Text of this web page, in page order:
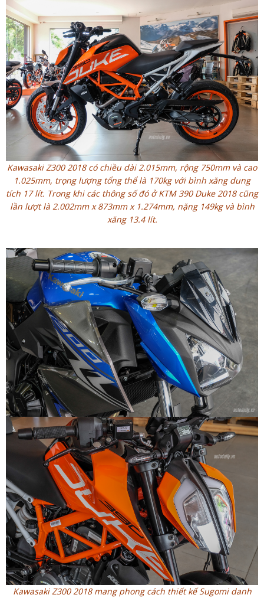
Kawasaki Z300 2018 có chiều dài 2.015mm, rộng 750mm và cao
1.025mm, trọng lượng tổng thể là 170kg với bình xăng dung
tích 17 lít. Trong khi các thông số đó ở KTM 390 Duke 2018 cũng
lần lượt là 2.002mm x 873mm x 1.274mm, nặng 149kg và bình
xăng 13.4 lít.
Kawasaki Z300 2018 mang phong cách thiết kế Sugomi danh